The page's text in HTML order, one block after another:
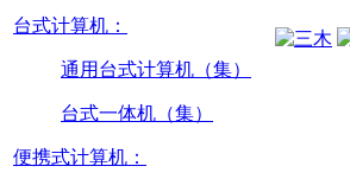
台式计算机：
通用台式计算机（集）
台式一体机（集）
便携式计算机：